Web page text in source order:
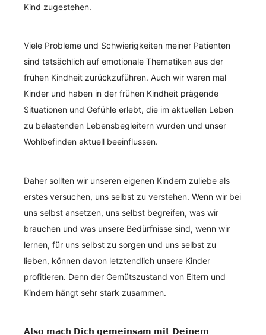
Kind zugestehen.
Viele Probleme und Schwierigkeiten meiner Patienten
sind tatsächlich auf emotionale Thematiken aus der
frühen Kindheit zurückzuführen. Auch wir waren mal
Kinder und haben in der frühen Kindheit prägende
Situationen und Gefühle erlebt, die im aktuellen Leben
zu belastenden Lebensbegleitern wurden und unser
Wohlbefinden aktuell beeinflussen.
Daher sollten wir unseren eigenen Kindern zuliebe als
erstes versuchen, uns selbst zu verstehen. Wenn wir bei
uns selbst ansetzen, uns selbst begreifen, was wir
brauchen und was unsere Bedürfnisse sind, wenn wir
lernen, für uns selbst zu sorgen und uns selbst zu
lieben, können davon letztendlich unsere Kinder
profitieren. Denn der Gemütszustand von Eltern und
Kindern hängt sehr stark zusammen.
𝗔𝗹𝘀𝗼 𝗺𝗮𝗰𝗵 𝗗𝗶𝗰𝗵 𝗴𝗲𝗺𝗲𝗶𝗻𝘀𝗮𝗺 𝗺𝗶𝘁 𝗗𝗲𝗶𝗻𝗲𝗺